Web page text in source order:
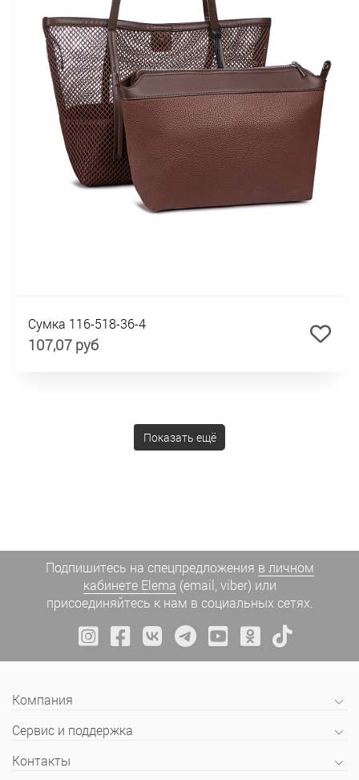
Сумка 116-518-36-4
107,07 руб
Показать ещё
Подпишитесь на спецпредложения в личном
кабинете Elema (email, viber) или
присоединяйтесь к нам в социальных сетях.
Компания
Сервис и поддержка
Контакты